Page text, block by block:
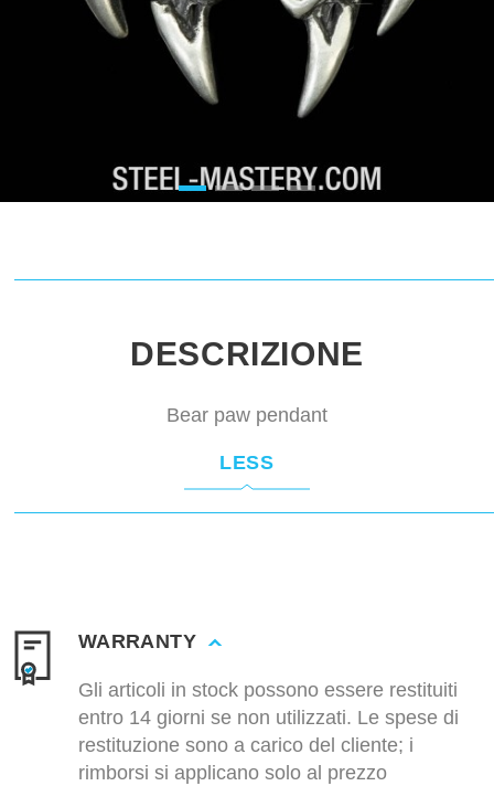
DESCRIZIONE
Bear paw pendant
LESS
WARRANTY
Gli articoli in stock possono essere restituiti
entro 14 giorni se non utilizzati. Le spese di
restituzione sono a carico del cliente; i
rimborsi si applicano solo al prezzo